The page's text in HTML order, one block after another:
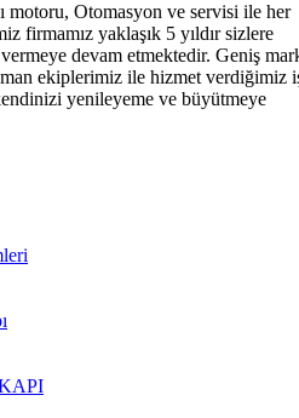
motoru, Otomasyon ve servisi ile her
firmamız yaklaşık 5 yıldır sizlere
devam etmektedir. Geniş
ekiplerimiz ile hizmet verdiğimiz
yenileyeme ve büyütmeye